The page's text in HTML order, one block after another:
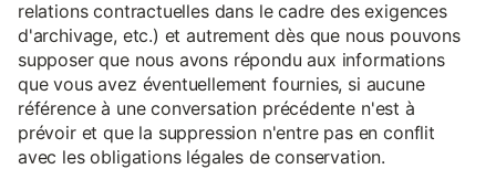
relations contractuelles dans le cadre des exigences
d'archivage, etc.) et autrement dès que nous pouvons
supposer que nous avons répondu aux informations
que vous avez éventuellement fournies, si aucune
référence à une conversation précédente n'est à
prévoir et que la suppression n'entre pas en conflit
avec les obligations légales de conservation.